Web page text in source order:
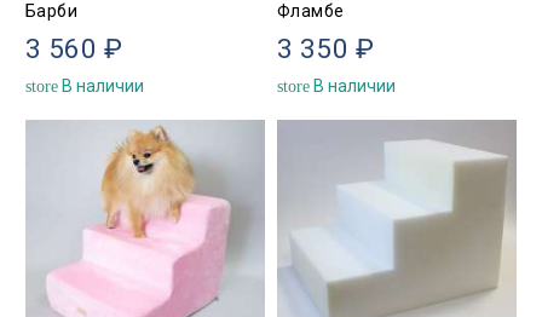
Барби
3 560 ₽
store В наличии
Фламбе
3 350 ₽
store В наличии